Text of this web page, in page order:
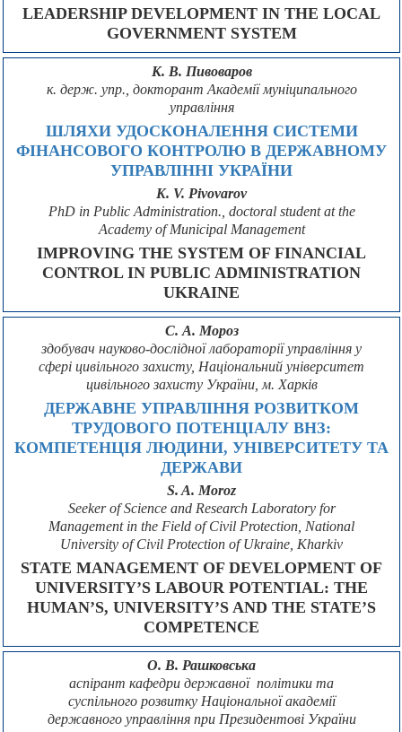
LEADERSHIP DEVELOPMENT IN THE LOCAL
GOVERNMENT SYSTEM
К. В. Пивоваров
к. держ. упр., докторант Академії муніципального
управління
ШЛЯХИ УДОСКОНАЛЕННЯ СИСТЕМИ
ФІНАНСОВОГО КОНТРОЛЮ В ДЕРЖАВНОМУ
УПРАВЛІННІ УКРАЇНИ
K. V. Pivovarov
PhD in Public Administration., doctoral student at the
Academy of Municipal Management
IMPROVING THE SYSTEM OF FINANCIAL
CONTROL IN PUBLIC ADMINISTRATION
UKRAINE
С. А. Мороз
здобувач науково-дослідної лабораторії управління у
сфері цивільного захисту, Національний університет
цивільного захисту України, м. Харків
ДЕРЖАВНЕ УПРАВЛІННЯ РОЗВИТКОМ
ТРУДОВОГО ПОТЕНЦІАЛУ ВНЗ:
КОМПЕТЕНЦІЯ ЛЮДИНИ, УНІВЕРСИТЕТУ ТА
ДЕРЖАВИ
S. A. Moroz
Seeker of Science and Research Laboratory for
Management in the Field of Civil Protection, National
University of Civil Protection of Ukraine, Kharkiv
STATE MANAGEMENT OF DEVELOPMENT OF
UNIVERSITY’S LABOUR POTENTIAL: THE
HUMAN’S, UNIVERSITY’S AND THE STATE’S
COMPETENCE
О. В. Рашковська
аспірант кафедри державної політики та
суспільного розвитку Національної академії
державного управління при Президентові України